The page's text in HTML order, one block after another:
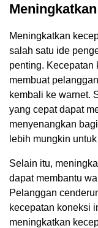
Meningkatkan
salah satu ide
penting. Kecepatan
membuat
kembali ke warnet.
yang cepat dapat
menyenangkan
lebih mungkin
Selain itu,
dapat membantu
Pelanggan
kecepatan koneksi
meningkatkan